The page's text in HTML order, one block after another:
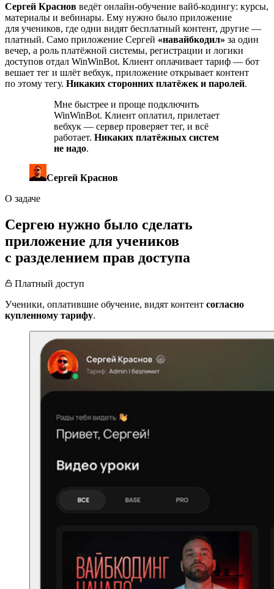
Сергей Краснов ведёт онлайн-обучение вайб-кодингу: курсы,
материалы и вебинары. Ему нужно было приложение
для учеников, где одни видят бесплатный контент, другие —
платный. Само приложение Сергей «навайбкодил» за один
вечер, а роль платёжной системы, регистрации и логики
доступов отдал WinWinBot. Клиент оплачивает тариф — бот
вешает тег и шлёт вебхук, приложение открывает контент
по этому тегу. Никаких сторонних платёжек и паролей.
Мне быстрее и проще подключить
WinWinBot. Клиент оплатил, прилетает
вебхук — сервер проверяет тег, и всё
работает. Никаких платёжных систем
не надо.
Сергей Краснов
О задаче
Сергею нужно было сделать
приложение для учеников
с разделением прав доступа
Платный доступ
Ученики, оплатившие обучение, видят контент согласно
купленному тарифу.